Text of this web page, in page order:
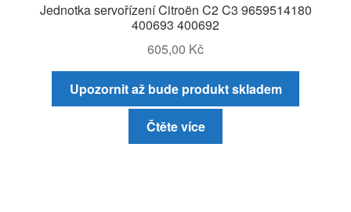
Jednotka servořízení Citroën C2 C3 9659514180
400693 400692
605,00 Kč
Upozornit až bude produkt skladem
Čtěte více